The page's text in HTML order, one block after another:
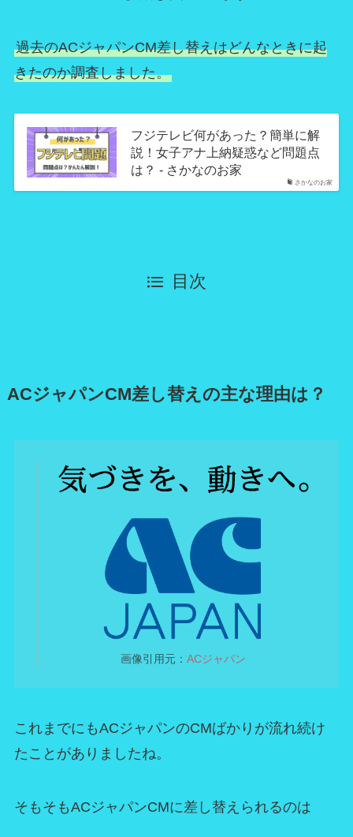
過去のACジャパンCM差し替えはどんなときに起
きたのか調査しました。
さかなのお家
フジテレビ何があった？簡単に解
説！女子アナ上納疑惑など問題点
は？ - さかなのお家
目次
ACジャパンCM差し替えの主な理由は？
画像引用元：ACジャパン
これまでにもACジャパンのCMばかりが流れ続け
たことがありましたね。
そもそもACジャパンCMに差し替えられるのは